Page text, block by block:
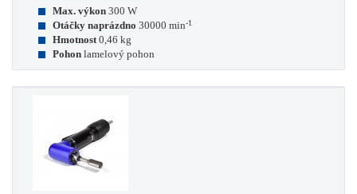
Max. výkon 300 W
Otáčky naprázdno 30000 min-1
Hmotnost 0,46 kg
Pohon lamelový pohon